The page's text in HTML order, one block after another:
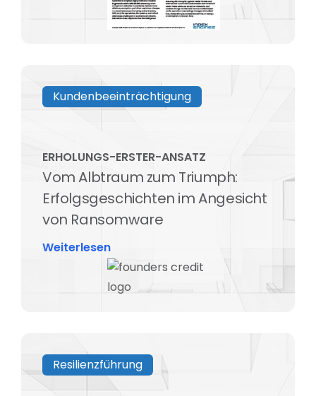
Kundenbeeinträchtigung
ERHOLUNGS-ERSTER-ANSATZ
Vom Albtraum zum Triumph:
Erfolgsgeschichten im Angesicht
von Ransomware
Weiterlesen
Resilienzführung